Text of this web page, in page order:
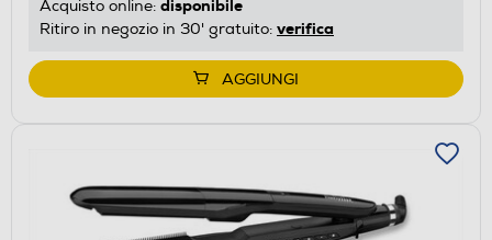
Acquisto online: disponibile
Ritiro in negozio in 30' gratuito: verifica
AGGIUNGI